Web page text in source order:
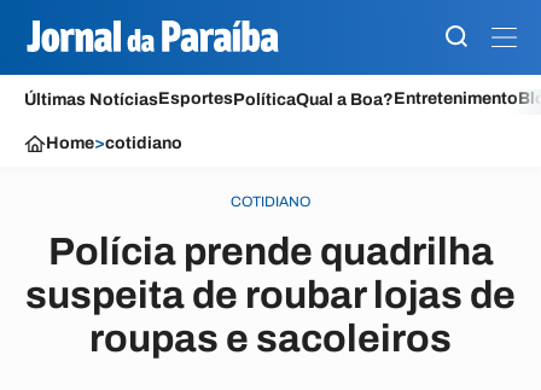
Últimas NotíciasEsportesPolíticaQual a Boa?Entretenimento
Home>cotidiano
COTIDIANO
Polícia prende quadrilha
suspeita de roubar lojas de
roupas e sacoleiros